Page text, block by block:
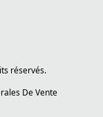
réservés.
De Vente